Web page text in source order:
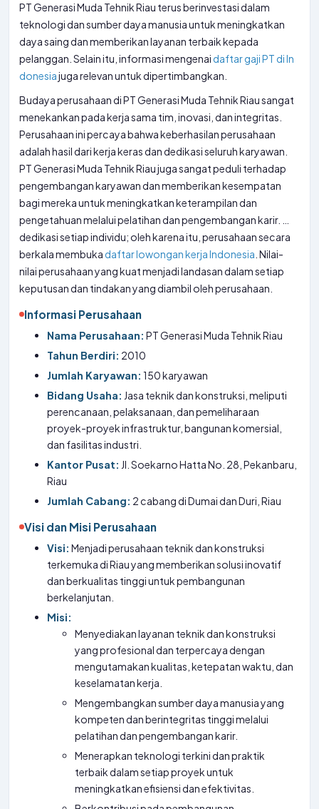
PT Generasi Muda Tehnik Riau terus berinvestasi dalam
teknologi dan sumber daya manusia untuk meningkatkan
daya saing dan memberikan layanan terbaik kepada
pelanggan. Selain itu, informasi mengenai daftar gaji PT di In
donesiajuga relevan untuk dipertimbangkan.
Budaya perusahaan di PT Generasi Muda Tehnik Riau sangat
menekankan pada kerja sama tim, inovasi, dan integritas.
Perusahaan ini percaya bahwa keberhasilan perusahaan
adalah hasil dari kerja keras dan dedikasi seluruh karyawan.
PT Generasi Muda Tehnik Riau juga sangat peduli terhadap
pengembangan karyawan dan memberikan kesempatan
bagi mereka untuk meningkatkan keterampilan dan
pengetahuan melalui pelatihan dan pengembangan karir. …
dedikasi setiap individu; oleh karena itu, perusahaan secara
berkala membuka daftar lowongan kerja Indonesia . Nilai-
nilai perusahaan yang kuat menjadi landasan dalam setiap
keputusan dan tindakan yang diambil oleh perusahaan.
Informasi Perusahaan
Nama Perusahaan: PT Generasi Muda Tehnik Riau
Tahun Berdiri: 2010
Jumlah Karyawan: 150 karyawan
Bidang Usaha: Jasa teknik dan konstruksi, meliputi
perencanaan, pelaksanaan, dan pemeliharaan
proyek-proyek infrastruktur, bangunan komersial,
dan fasilitas industri.
Kantor Pusat: Jl. Soekarno Hatta No. 28, Pekanbaru,
Riau
Jumlah Cabang: 2 cabang di Dumai dan Duri, Riau
Visi dan Misi Perusahaan
Visi: Menjadi perusahaan teknik dan konstruksi
terkemuka di Riau yang memberikan solusi inovatif
dan berkualitas tinggi untuk pembangunan
berkelanjutan.
Misi:
Menyediakan layanan teknik dan konstruksi
yang profesional dan terpercaya dengan
mengutamakan kualitas, ketepatan waktu, dan
keselamatan kerja.
Mengembangkan sumber daya manusia yang
kompeten dan berintegritas tinggi melalui
pelatihan dan pengembangan karir.
Menerapkan teknologi terkini dan praktik
terbaik dalam setiap proyek untuk
meningkatkan efisiensi dan efektivitas.